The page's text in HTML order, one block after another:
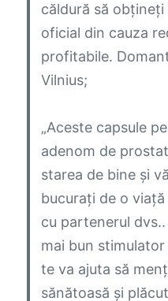
căldură să
oficial din cauza
profitabile.
Vilnius;
„Aceste capsule
adenom de
starea de bine și
bucurați de o
cu partenerul
mai bun
te va ajuta să
sănătoasă și